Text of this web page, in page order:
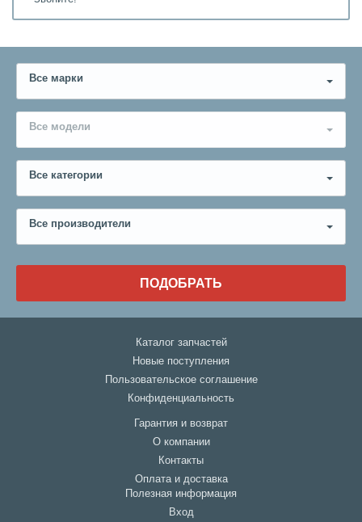
Все марки
Все модели
Все категории
Все производители
ПОДОБРАТЬ
Каталог запчастей
Новые поступления
Пользовательское соглашение
Конфиденциальность
Гарантия и возврат
О компании
Контакты
Оплата и доставка
Полезная информация
Вход